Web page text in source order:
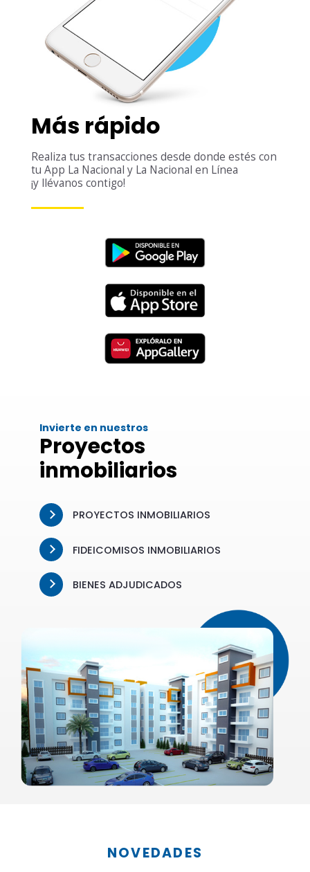
Más rápido
Realiza tus transacciones desde donde estés con
tu App La Nacional y La Nacional en Línea
¡y llévanos contigo!
Invierte en nuestros
Proyectos
inmobiliarios
PROYECTOS INMOBILIARIOS
FIDEICOMISOS INMOBILIARIOS
BIENES ADJUDICADOS
NOVEDADES